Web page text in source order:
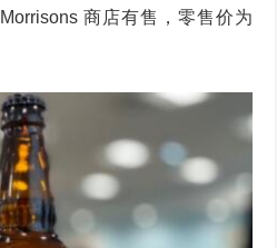
商店有售，零售价为